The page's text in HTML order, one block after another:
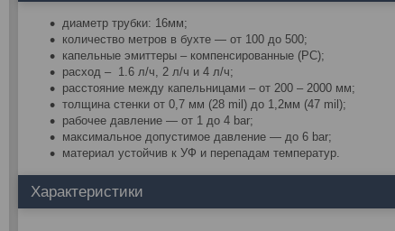
диаметр трубки: 16мм;
количество метров в бухте — от 100 до 500;
капельные эмиттеры – компенсированные (PC);
расход – 1.6 л/ч, 2 л/ч и 4 л/ч;
расстояние между капельницами – от 200 – 2000 мм;
толщина стенки от 0,7 мм (28 mil) до 1,2мм (47 mil);
рабочее давление — от 1 до 4 bar;
максимальное допустимое давление — до 6 bar;
материал устойчив к УФ и перепадам температур.
Характеристики